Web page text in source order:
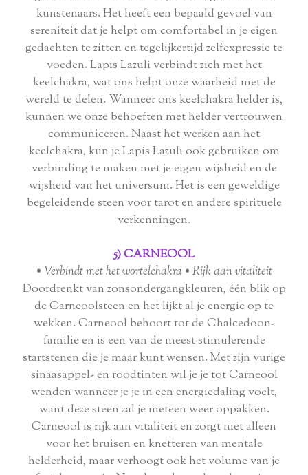
kunstenaars. Het heeft een bepaald gevoel van
sereniteit dat je helpt om comfortabel in je eigen
gedachten te zitten en tegelijkertijd zelfexpressie te
voeden. Lapis Lazuli verbindt zich met het
keelchakra, wat ons helpt onze waarheid met de
wereld te delen. Wanneer ons keelchakra helder is,
kunnen we onze behoeften met helder vertrouwen
communiceren. Naast het werken aan het
keelchakra, kun je Lapis Lazuli ook gebruiken om
verbinding te maken met je eigen wijsheid en de
wijsheid van het universum. Het is een geweldige
begeleidende steen voor tarot en andere spirituele
verkenningen.
5) CARNEOOL
• Verbindt met het wortelchakra • Rijk aan vitaliteit
Doordrenkt van zonsondergangkleuren, één blik op
de Carneoolsteen en het lijkt al je energie op te
wekken. Carneool behoort tot de Chalcedoon-
familie en is een van de meest stimulerende
startstenen die je maar kunt wensen. Met zijn vurige
sinaasappel- en roodtinten wil je je tot Carneool
wenden wanneer je je in een energiedaling voelt,
want deze steen zal je meteen weer oppakken.
Carneool is rijk aan vitaliteit en zorgt niet alleen
voor het bruisen en knetteren van mentale
helderheid, maar verhoogt ook het volume van je